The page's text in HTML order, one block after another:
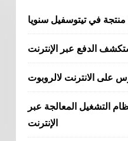
في تيتوسفيل سنويا
الدفع عبر الإنترنت
على الانترنت لالروبوت
التشغيل المعالجة عبر
الإنترنت